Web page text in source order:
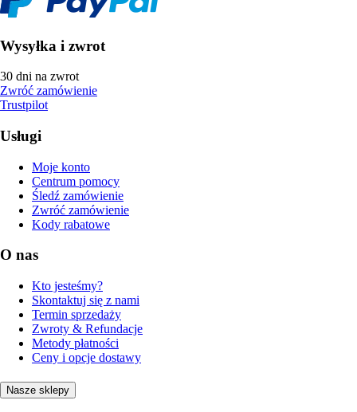
Wysyłka i zwrot
30 dni na zwrot
Zwróć zamówienie
Trustpilot
Usługi
Moje konto
Centrum pomocy
Śledź zamówienie
Zwróć zamówienie
Kody rabatowe
O nas
Kto jesteśmy?
Skontaktuj się z nami
Termin sprzedaży
Zwroty & Refundacje
Metody płatności
Ceny i opcje dostawy
Nasze sklepy